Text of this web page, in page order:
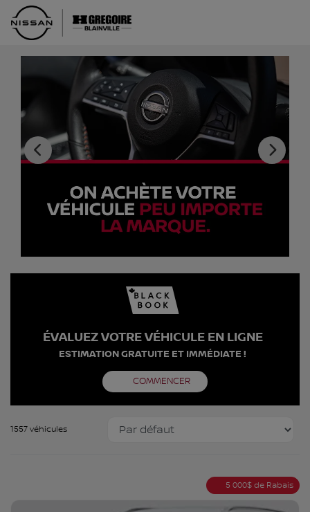
ÉVALUEZ VOTRE VÉHICULE EN LIGNE
ESTIMATION GRATUITE ET IMMÉDIATE !
COMMENCER
1557 véhicules
5 000$ de Rabais